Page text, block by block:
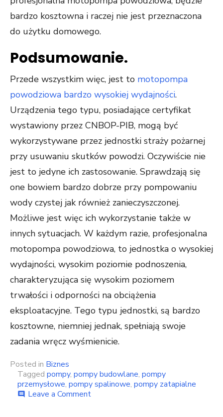
bardzo kosztowna i raczej nie jest przeznaczona
do użytku domowego.
Podsumowanie.
Przede wszystkim więc, jest to motopompa
powodziowa bardzo wysokiej wydajności.
Urządzenia tego typu, posiadające certyfikat
wystawiony przez CNBOP-PIB, mogą być
wykorzystywane przez jednostki straży pożarnej
przy usuwaniu skutków powodzi. Oczywiście nie
jest to jedyne ich zastosowanie. Sprawdzają się
one bowiem bardzo dobrze przy pompowaniu
wody czystej jak również zanieczyszczonej.
Możliwe jest więc ich wykorzystanie także w
innych sytuacjach. W każdym razie, profesjonalna
motopompa powodziowa, to jednostka o wysokiej
wydajności, wysokim poziomie podnoszenia,
charakteryzująca się wysokim poziomem
trwałości i odporności na obciążenia
eksploatacyjne. Tego typu jednostki, są bardzo
kosztowne, niemniej jednak, spełniają swoje
zadania wręcz wyśmienicie.
Posted in Biznes
Tagged pompy, pompy budowlane, pompy
przemysłowe, pompy spalinowe, pompy zatapialne
comment Leave a Commenton